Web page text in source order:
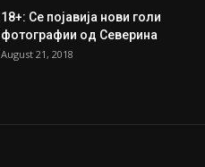
18+: Се појавија нови голи
фотографии од Северина
August 21, 2018